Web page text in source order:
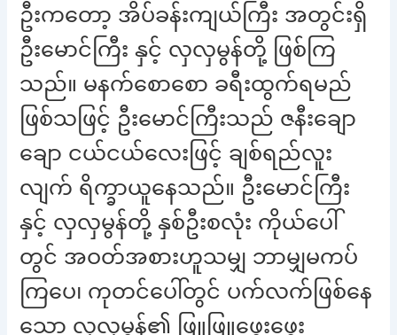
ဦးကတော့ အိပ်ခန်းကျယ်ကြီး အတွင်းရှိ
ဦးမောင်ကြီး နှင့် လှလှမွန်တို့ ဖြစ်ကြ
သည်။ မနက်စောစော ခရီးထွက်ရမည်
ဖြစ်သဖြင့် ဦးမောင်ကြီးသည် ဇနီးချော
ချော ငယ်ငယ်လေးဖြင့် ချစ်ရည်လူး
လျက် ရိက္ခာယူနေသည်။ ဦးမောင်ကြီး
နှင့် လှလှမွန်တို့ နှစ်ဦးစလုံး ကိုယ်ပေါ်
တွင် အဝတ်အစားဟူသမျှ ဘာမျှမကပ်
ကြပေ၊ ကုတင်ပေါ်တွင် ပက်လက်ဖြစ်နေ
သော လှလှမွန်၏ ဖြူဖြူဖွေးဖွေး